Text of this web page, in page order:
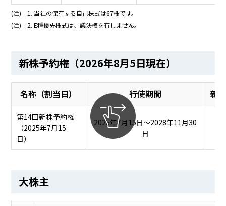
(注)
1. 当社の保有する自己株式は67株です。
(注)
2. E種優先株式は、議決権を有しません。
新株予約権（2026年8月5日現在）
名称（割当日） 行使期間 新
第14回新株予約権
（2025年7月15
日）
2025年7月15日～2028年11月30
日
大株主